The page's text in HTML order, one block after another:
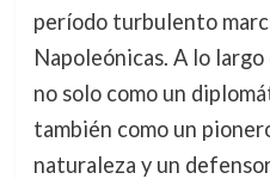
período turbulento
Napoleónicas. A lo
no solo como un
también como un
naturaleza y un